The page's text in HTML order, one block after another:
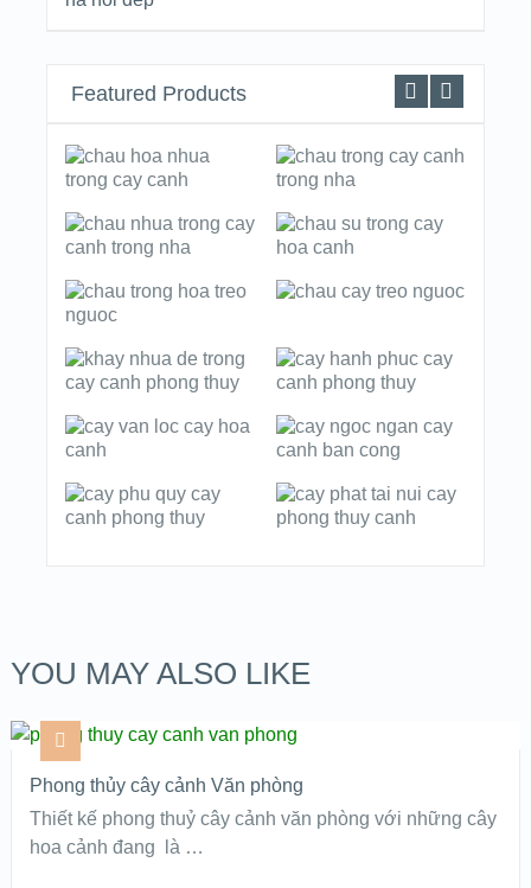
Featured Products
YOU MAY ALSO LIKE
Phong thủy cây cảnh Văn phòng
Thiết kế phong thuỷ cây cảnh văn phòng với những cây
hoa cảnh đang là …